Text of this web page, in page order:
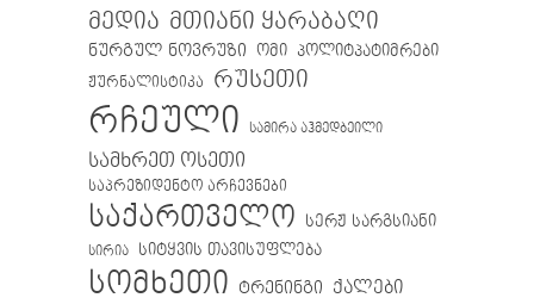
მედია მთიანი ყარაბაღი
ნურგულ ნოვრუზი ომი პოლიტპატიმრები
ჟურნალისტიკა
რუსეთი
რჩეული სამირა აჰმედბეილი
სამხრეთ ოსეთი
საპრეზიდენტო არჩევნები
საქართველო სერჟ სარგსიანი
სირია სიტყვის თავისუფლება
სომხეთი ტრენინგი ქალები